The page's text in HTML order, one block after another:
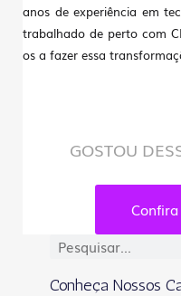
anos de experiência em
trabalhado de perto com
os a fazer essa
GOSTOU
Conheça Nossos